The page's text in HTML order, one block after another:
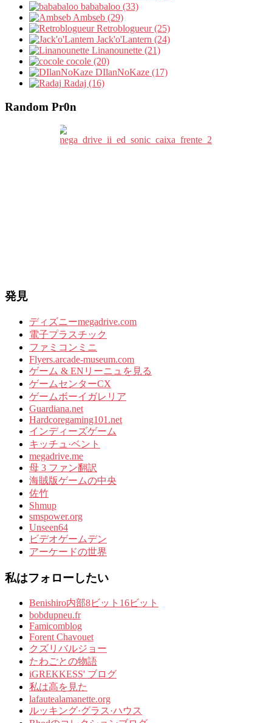
bababaloo (33)
Ambseb (29)
Retroblogueur (25)
Jack'o'Lantern (24)
Linanounette (21)
cocole (20)
DIlanNoKaze (17)
Radaj (16)
Random Pr0n
発見
ディズニーmegadrive.com
電子プラスチック
ファミコンミニ
Flyers.arcade-museum.com
ゲーム & ENリーニュを見る
ゲームセンターCX
ゲームボーイガレリア
Guardiana.net
Hardcoregaming101.net
インディーズゲーム
キッチュ·ベント
megadrive.me
母 3 ファン翻訳
海賊版ゲームの中央
佐竹
Shmup
smspower.org
Unseen64
ビデオゲームデン
アーケードの世界
私はフォローしたい
Benishiro内部8ビット16ビット
bobdupneu.fr
Famicomblog
Forent Chavouet
クズリバルジョー
たわごとの物語
iGREKKESS' ブログ
私は高を見た
lafautealamanette.org
ルッキング·グラス·ハウス